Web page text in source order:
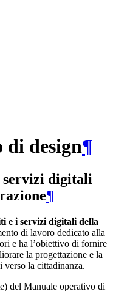
di design¶
servizi digitali
¶
e i servizi digitali della
di lavoro dedicato alla
e ha l’obiettivo di fornire
la progettazione e la
la cittadinanza.
del Manuale operativo di